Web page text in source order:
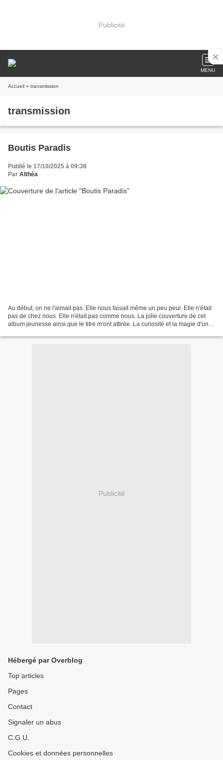
Publicité
MENU
Accueil » transmission
transmission
Boutis Paradis
Publié le 17/10/2025 à 09:38
Par Althéa
Au début, on ne l'aimait pas. Elle nous faisait même un peu peur. Elle n'était
pas de chez nous. Elle n'était pas comme nous. La jolie couverture de cet
album jeunesse ainsi que le titre m'ont attirée. La curiosité et la magie d'un
Publicité
Hébergé par Overblog
Top articles
Pages
Contact
Signaler un abus
C.G.U.
Cookies et données personnelles